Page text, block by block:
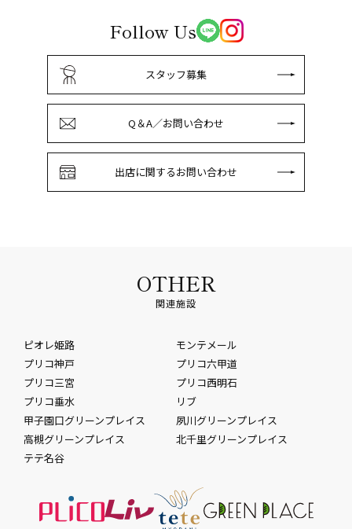
Follow Us
スタッフ募集
Q＆A／お問い合わせ
出店に関するお問い合わせ
OTHER
関連施設
ピオレ姫路
モンテメール
プリコ神戸
プリコ六甲道
プリコ三宮
プリコ西明石
プリコ垂水
リブ
甲子園口グリーンプレイス
夙川グリーンプレイス
高槻グリーンプレイス
北千里グリーンプレイス
テテ名谷